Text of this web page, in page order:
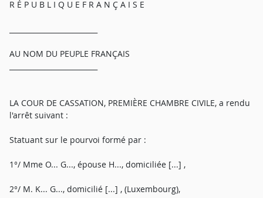
R É P U B L I Q U E F R A N Ç A I S E
AU NOM DU PEUPLE FRANÇAIS
LA COUR DE CASSATION, PREMIÈRE CHAMBRE CIVILE, a rendu
l'arrêt suivant :
Statuant sur le pourvoi formé par :
1°/ Mme O... G..., épouse H..., domiciliée [...] ,
2°/ M. K... G..., domicilié [...] , (Luxembourg),